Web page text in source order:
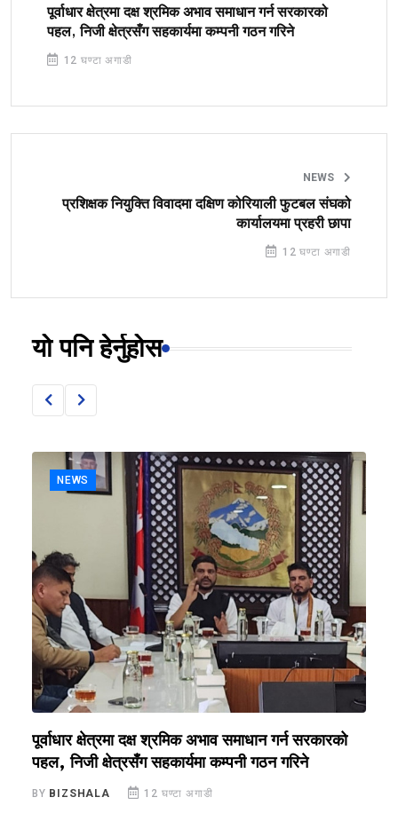
पूर्वाधार क्षेत्रमा दक्ष श्रमिक अभाव समाधान गर्न सरकारको
पहल, निजी क्षेत्रसँग सहकार्यमा कम्पनी गठन गरिने
12 घण्टा अगाडी
NEWS
प्रशिक्षक नियुक्ति विवादमा दक्षिण कोरियाली फुटबल संघको
कार्यालयमा प्रहरी छापा
12 घण्टा अगाडी
यो पनि हेर्नुहोस
NEWS
पूर्वाधार क्षेत्रमा दक्ष श्रमिक अभाव समाधान गर्न सरकारको
पहल, निजी क्षेत्रसँग सहकार्यमा कम्पनी गठन गरिने
BY BIZSHALA 12 घण्टा अगाडी